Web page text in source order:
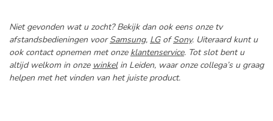
Niet gevonden wat u zocht? Bekijk dan ook eens onze tv
afstandsbedieningen voorSamsung, LGofSony. Uiteraard kunt u
ook contact opnemen met onze klantenservice. Tot slot bent u
altijd welkom in onze winkelin Leiden, waar onze collega’s u graag
helpen met het vinden van het juiste product.